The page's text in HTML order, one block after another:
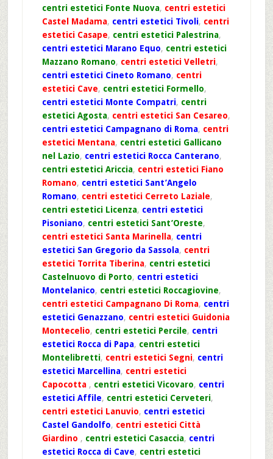
centri estetici Fonte Nuova, centri estetici
Castel Madama, centri estetici Tivoli, centri
estetici Casape, centri estetici Palestrina,
centri estetici Marano Equo, centri estetici
Mazzano Romano, centri estetici Velletri,
centri estetici Cineto Romano, centri
estetici Cave, centri estetici Formello,
centri estetici Monte Compatri, centri
estetici Agosta, centri estetici San Cesareo,
centri estetici Campagnano di Roma, centri
estetici Mentana, centri estetici Gallicano
nel Lazio, centri estetici Rocca Canterano,
centri estetici Ariccia, centri estetici Fiano
Romano, centri estetici Sant’Angelo
Romano, centri estetici Cerreto Laziale,
centri estetici Licenza, centri estetici
Pisoniano, centri estetici Sant’Oreste,
centri estetici Santa Marinella, centri
estetici San Gregorio da Sassola, centri
estetici Torrita Tiberina, centri estetici
Castelnuovo di Porto, centri estetici
Montelanico, centri estetici Roccagiovine,
centri estetici Campagnano Di Roma, centri
estetici Genazzano, centri estetici Guidonia
Montecelio, centri estetici Percile, centri
estetici Rocca di Papa, centri estetici
Montelibretti, centri estetici Segni, centri
estetici Marcellina, centri estetici
Capocotta , centri estetici Vicovaro, centri
estetici Affile, centri estetici Cerveteri,
centri estetici Lanuvio, centri estetici
Castel Gandolfo, centri estetici Città
Giardino , centri estetici Casaccia, centri
estetici Rocca di Cave, centri estetici